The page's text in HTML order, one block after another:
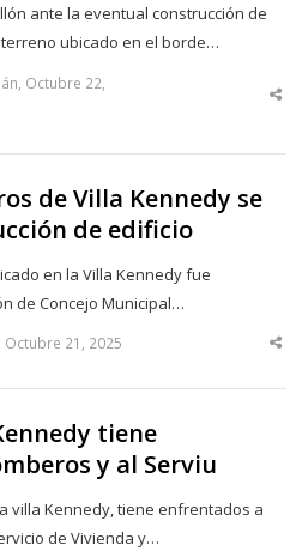
ante la eventual construcción de
ubicado en el borde…
Octubre 22,
de Villa Kennedy se
de edificio
en la Villa Kennedy fue
de Concejo Municipal…
21, 2025
tiene
y al Serviu
villa Kennedy, tiene enfrentados a
de Vivienda y…